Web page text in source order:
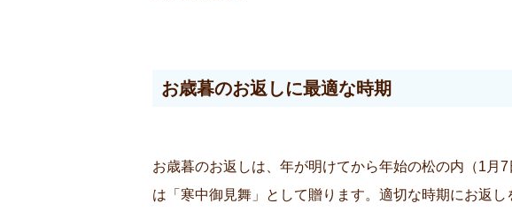
お歳暮のお返しに最適な時期
お歳暮のお返しは、年が明けてから年始の松の内（1月
は「寒中御見舞」として贈ります。適切な時期にお返